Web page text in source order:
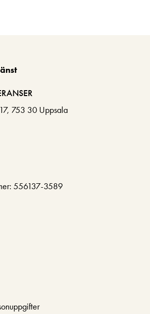
753 30 Uppsala
556137-3589